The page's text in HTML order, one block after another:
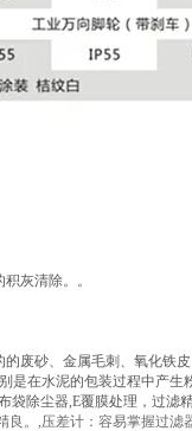
灰清除。。
废砂、金属毛刺、氧化铁皮
在水泥的包装过程中产生
袋除尘器,E覆膜处理，过
良。,压差计：容易掌握过